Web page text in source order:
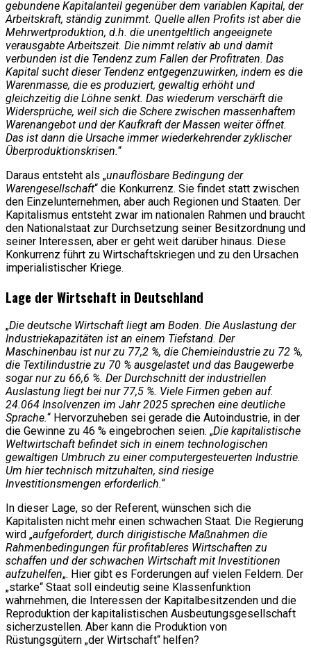
gebundene Kapitalanteil gegenüber dem variablen Kapital, der
Arbeitskraft, ständig zunimmt. Quelle allen Profits ist aber die
Mehrwertproduktion, d.h. die unentgeltlich angeeignete
verausgabte Arbeitszeit. Die nimmt relativ ab und damit
verbunden ist die Tendenz zum Fallen der Profitraten. Das
Kapital sucht dieser Tendenz entgegenzuwirken, indem es die
Warenmasse, die es produziert, gewaltig erhöht und
gleichzeitig die Löhne senkt. Das wiederum verschärft die
Widersprüche, weil sich die Schere zwischen massenhaftem
Warenangebot und der Kaufkraft der Massen weiter öffnet.
Das ist dann die Ursache immer wiederkehrender zyklischer
Überproduktionskrisen.“
Daraus entsteht als „unauflösbare Bedingung der
Warengesellschaft“ die Konkurrenz. Sie findet statt zwischen
den Einzelunternehmen, aber auch Regionen und Staaten. Der
Kapitalismus entsteht zwar im nationalen Rahmen und braucht
den Nationalstaat zur Durchsetzung seiner Besitzordnung und
seiner Interessen, aber er geht weit darüber hinaus. Diese
Konkurrenz führt zu Wirtschaftskriegen und zu den Ursachen
imperialistischer Kriege.
Lage der Wirtschaft in Deutschland
„Die deutsche Wirtschaft liegt am Boden. Die Auslastung der
Industriekapazitäten ist an einem Tiefstand. Der
Maschinenbau ist nur zu 77,2 %, die Chemieindustrie zu 72 %,
die Textilindustrie zu 70 % ausgelastet und das Baugewerbe
sogar nur zu 66,6 %. Der Durchschnitt der industriellen
Auslastung liegt bei nur 77,5 %. Viele Firmen geben auf.
24.064 Insolvenzen im Jahr 2025 sprechen eine deutliche
Sprache.“ Hervorzuheben sei gerade die Autoindustrie, in der
die Gewinne zu 46 % eingebrochen seien. „Die kapitalistische
Weltwirtschaft befindet sich in einem technologischen
gewaltigen Umbruch zu einer computergesteuerten Industrie.
Um hier technisch mitzuhalten, sind riesige
Investitionsmengen erforderlich.“
In dieser Lage, so der Referent, wünschen sich die
Kapitalisten nicht mehr einen schwachen Staat. Die Regierung
wird „aufgefordert, durch dirigistische Maßnahmen die
Rahmenbedingungen für profitableres Wirtschaften zu
schaffen und der schwachen Wirtschaft mit Investitionen
aufzuhelfen„. Hier gibt es Forderungen auf vielen Feldern. Der
„starke“ Staat soll eindeutig seine Klassenfunktion
wahrnehmen, die Interessen der Kapitalbesitzenden und die
Reproduktion der kapitalistischen Ausbeutungsgesellschaft
sicherzustellen. Aber kann die Produktion von
Rüstungsgütern „der Wirtschaft“ helfen?